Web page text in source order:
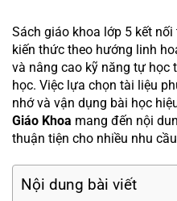
Sách giáo khoa lớp 5 kết
kiến thức theo hướng linh
và nâng cao kỹ năng tự học
học. Việc lựa chọn tài liệu
nhớ và vận dụng bài học
Giáo Khoa mang đến nội
thuận tiện cho nhiều nhu
Nội dung bài viết